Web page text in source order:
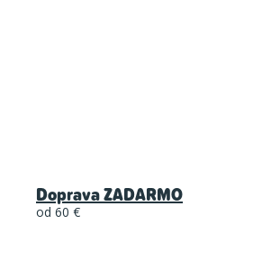
Doprava ZADARMO
od 60 €